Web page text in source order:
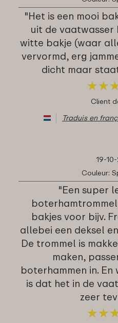
"Het is een mooi
uit de vaatwasser
witte bakje (waar
vervormd, erg
dicht maar
★★
★★
Client
Traduis en
19-
Couleur:
"Een super
bakjes voor bijv.
allebei een deksel
De trommel is
maken,
boterhammen in.
is dat het in de
zeer
★★
★★